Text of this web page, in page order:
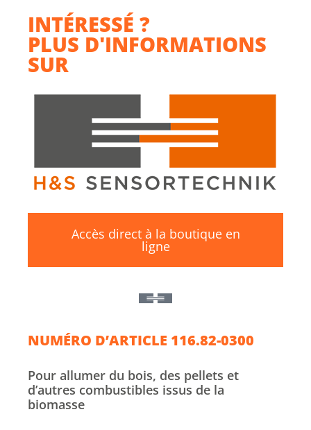
INTÉRESSÉ ?
PLUS D'INFORMATIONS
SUR
Accès direct à la boutique en
ligne
NUMÉRO D’ARTICLE 116.82-0300
Pour allumer du bois, des pellets et
d’autres combustibles issus de la
biomasse